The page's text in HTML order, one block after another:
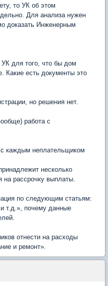
то УК об этом
Для анализа нужен
доказать Инженерным
для того, что бы дом
Какие есть документы это
но решения нет.
работа с
каждым неплательщиком
несколько
на рассрочку выплаты.
по следующим статьям:
т.д.», почему данные
отнести на расходы
и ремонт».